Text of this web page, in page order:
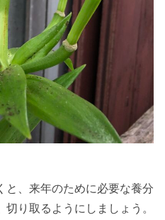
と、来年のために必要な養分
り取るようにしましょう。